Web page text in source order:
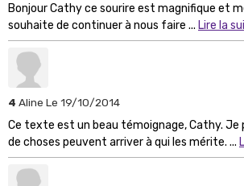
Bonjour Cathy ce sourire est magnifique et
souhaite de continuer à nous faire ... Lire la
4 Aline Le 19/10/2014
Ce texte est un beau témoignage, Cathy. Je
de choses peuvent arriver à qui les mérite. ...